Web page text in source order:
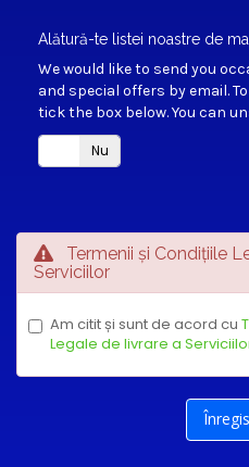
Alătură-te listei noastre de
We would like to send you
and special offers by email.
tick the box below. You can
Nu
Termenii și Condițiile
Serviciilor
Am citit și sunt de acord cu
Legale de livrare a